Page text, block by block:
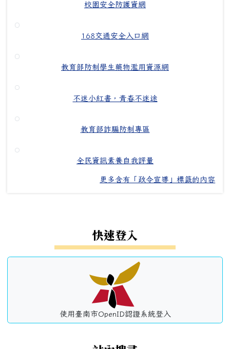
校園安全防護資網
168交通安全入口網
教育部防制學生藥物濫用資源網
不迷小紅書，青春不迷途
教育部詐騙防制專區
全民資訊素養自我評量
更多含有「政令宣導」標籤的內容
快速登入
使用臺南市OpenID認證系統登入